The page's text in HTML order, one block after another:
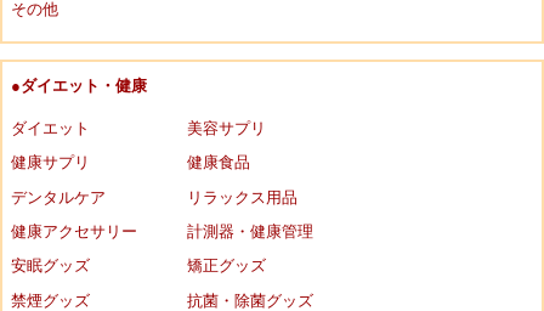
その他
●ダイエット・健康
ダイエット
美容サプリ
健康サプリ
健康食品
デンタルケア
リラックス用品
健康アクセサリー
計測器・健康管理
安眠グッズ
矯正グッズ
禁煙グッズ
抗菌・除菌グッズ